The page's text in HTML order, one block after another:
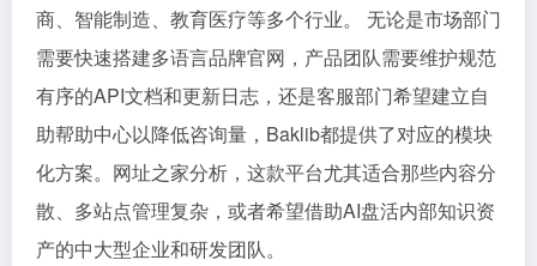
商、智能制造、教育医疗等多个行业。 无论是市场部门
需要快速搭建多语言品牌官网，产品团队需要维护规范
有序的API文档和更新日志，还是客服部门希望建立自
助帮助中心以降低咨询量，Baklib都提供了对应的模块
化方案。网址之家分析，这款平台尤其适合那些内容分
散、多站点管理复杂，或者希望借助AI盘活内部知识资
产的中大型企业和研发团队。